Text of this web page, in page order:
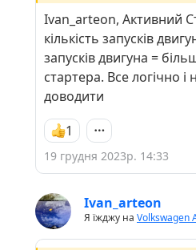
Ivan_arteon, Активний
кількість запусків
запусків двигуна =
стартера. Все логічно і
доводити
1
19 грудня 2023р. 14:33
Ivan_arteon
Я їжджу на Volkswagen